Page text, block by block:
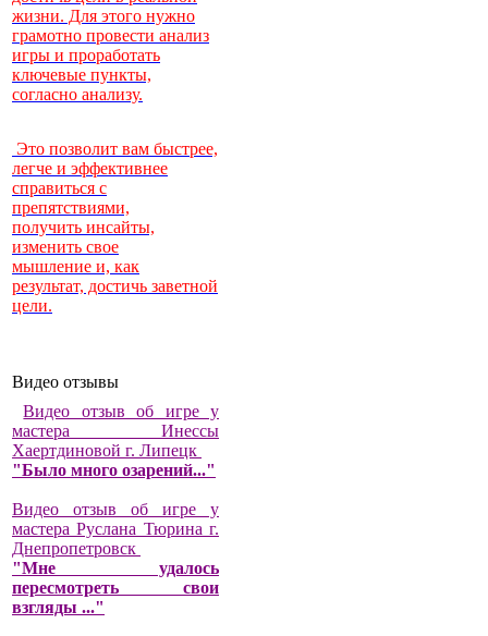
жизни. Для этого нужно
грамотно провести анализ
игры и проработать
ключевые пункты,
согласно анализу.
Это позволит вам быстрее,
легче и эффективнее
справиться с
препятствиями,
получить инсайты,
изменить свое
мышление и, как
результат, достичь заветной
цели.
Видео отзывы
Видео отзыв об игре у
мастера Инессы
Хаертдиновой г. Липецк
"Было много озарений..."
Видео отзыв об игре у
мастера Руслана Тюрина г.
Днепропетровск
"Мне удалось
пересмотреть свои
взгляды ..."